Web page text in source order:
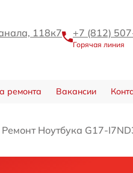
118к7 +7 (812)
Горячая линия
ремонта Вакансии
Ремонт Ноутбука G17-